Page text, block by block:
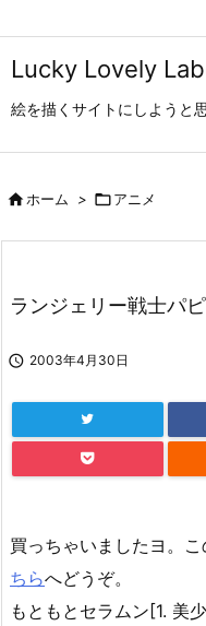
Lucky Lovely
絵を描くサイトにしようと
ホーム > アニメ
ランジェリー戦士パ
 2003年4月30日
買っちゃいましたヨ。
ちらへどうぞ。
もともとセラムン[1. 美